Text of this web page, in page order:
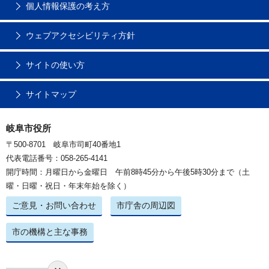
個人情報保護の考え方
ウェブアクセシビリティ方針
サイトの使い方
サイトマップ
岐阜市役所
〒500-8701 岐阜市司町40番地1
代表電話番号：058-265-4141
開庁時間：月曜日から金曜日 午前8時45分から午後5時30分まで（土
曜・日曜・祝日・年末年始を除く）
ご意見・お問い合わせ 市庁舎の周辺図
市の機構と主な事務